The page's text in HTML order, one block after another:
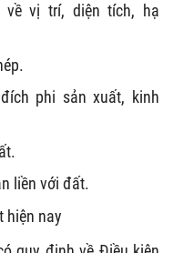
về vị trí, diện tích, hạ
phi sản xuất, kinh
liền với đất.
hiện nay